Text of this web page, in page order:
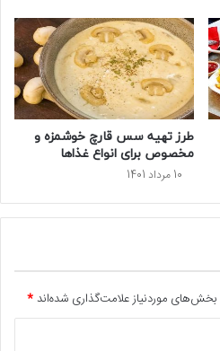
طرز تهیه سس قارچ خوشمزه و
مخصوص برای انواع غذاها
10 مرداد 1401
بخش‌های موردنیاز علامت‌گذاری شده‌اند*